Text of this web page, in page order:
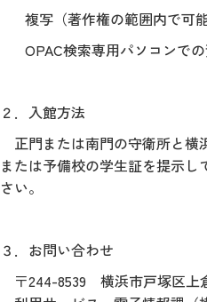
複写（著作権の範囲内で可能
OPAC検索専用パソコンでの
２．入館方法
正門または南門の守衛所と横
または予備校の学生証を提示
さい。
３．お問い合わせ
〒244-8539 横浜市戸塚区上